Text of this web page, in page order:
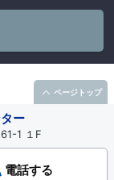
ー
1 １F
電話する
ページトップ